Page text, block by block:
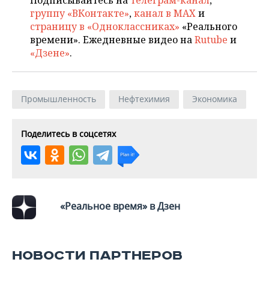
ВОДНЫЕ ВИДЫ СПОРТА
ХОККЕЙ С МЯЧОМ
ОБРАЗОВАНИЕ
ПРОИСШЕСТВИЯ
группу «ВКонтакте»,канал в MAXи
страницу в «Одноклассниках» «Реального
времени». Ежедневные видео наRutube и
«Дзене».
Промышленность Нефтехимия Экономика
Поделитесь в соцсетях
«Реальное время» в Дзен
НОВОСТИ ПАРТНЕРОВ